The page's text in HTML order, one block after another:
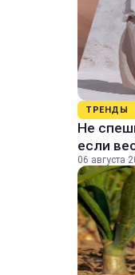
ТРЕНДЫ
Не
если
06 августа